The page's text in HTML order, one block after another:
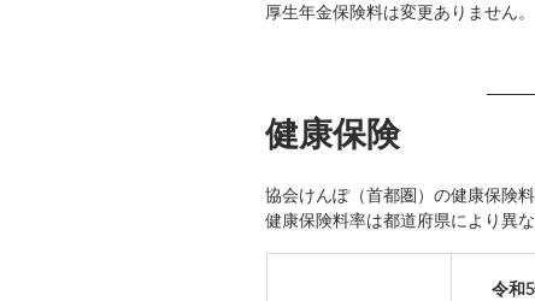
厚生年金保険料は変更ありません。
健康保険
協会けんぽ（首都圏）の健康保険
健康保険料率は都道府県により異な
令和